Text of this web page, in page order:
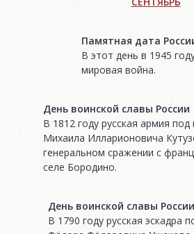
Памятная дата
В этот день в 1945
мировая война.
День воинской славы России
В 1812 году русская армия
Михаила Илларионовича
генеральном сражении с
селе Бородино.
День воинской славы России
В 1790 году русская эскадра